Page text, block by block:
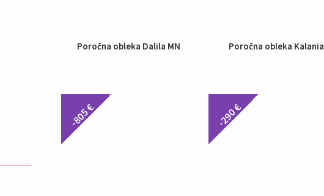
Poročna obleka Dalila MN Poročna obleka Kalania
-805 € -290 €